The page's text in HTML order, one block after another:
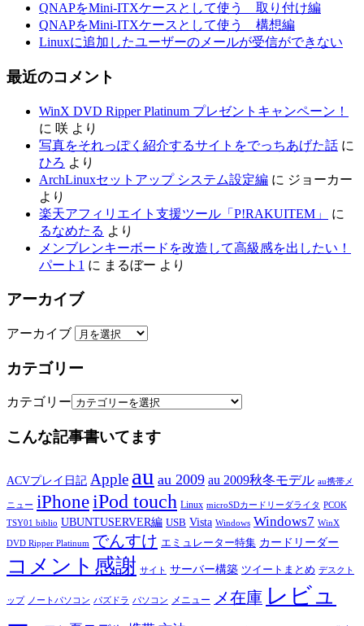
QNAPをMini-ITXケースとして使う 取り付け編
QNAPをMini-ITXケースとして使う 構想編
Linuxに追加したユーザーのメールが受信ができない
最近のコメント
WinX DVD Ripper Platinum プレゼントキャンペーン！
に 咲 より
写真をそれっぽく紹介するサイトをでっちあげた話 に
ひろ より
ArchLinuxセットアップ システム設定編 に ジョーカー
より
楽天アフィリエイト支援ツール「P!RAKUITEM」
に
るなめたる より
メンブレンキーボードを改造して高級感を出したい！
パート1 に まるぼー より
アーカイブ
アーカイブ
カテゴリー
カテゴリー
こんな記事書いてます
ACVプレイ日記 Apple au au 2009 au 2009秋冬モデル au携帯メ
ニュー iPhoneiPod touch Linux microSDカードリーダライタ PCOK
TSY01 biblio UBUNTUSERVER編 USB Vista Windows Windows7 WinX
DVD Ripper Platinum でんすけ エミュレーター特集 カードリーダー
コメント感謝 サイト サーバー構築 ツイートまとめ デスクト
ップ ノートパソコン パズドラ パソコン メニュー メ在庫 レビュ